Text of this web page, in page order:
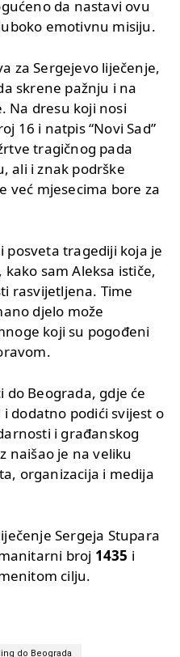
da nastavi ovu
emotivnu misiju.
za Sergejevo liječenje,
skrene pažnju i na
Na dresu koji nosi
16 i natpis “Novi Sad”
tragičnog pada
ali i znak podrške
već mjesecima bore za
posveta tragediji koja je
sam Aleksa ističe,
rasvijetljena. Time
djelo može
koji su pogođeni
do Beograda, gdje će
dodatno podići svijest o
i građanskog
naišao je na veliku
organizacija i medija
Sergeja Stupara
broj 1435 i
cilju.
do Beograda